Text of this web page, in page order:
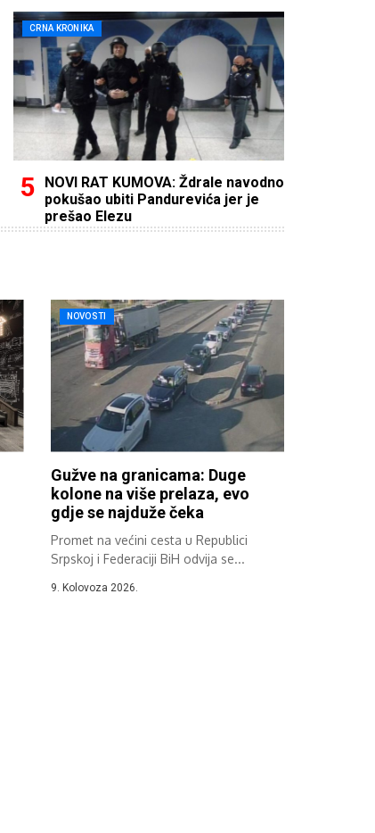
CRNA KRONIKA
NOVI RAT KUMOVA: Ždrale navodno
pokušao ubiti Pandurevića jer je
prešao Elezu
NOVOSTI
Gužve na granicama: Duge
kolone na više prelaza, evo
gdje se najduže čeka
Promet na većini cesta u Republici
Srpskoj i Federaciji BiH odvija se...
9. Kolovoza 2026.